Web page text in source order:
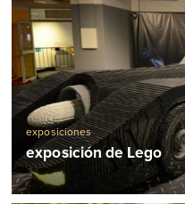
exposiciones
exposición de Lego